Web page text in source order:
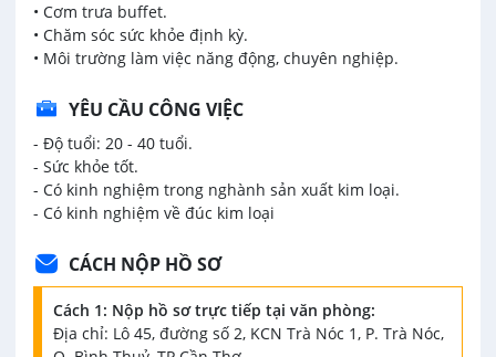
• Cơm trưa buffet.
• Chăm sóc sức khỏe định kỳ.
• Môi trường làm việc năng động, chuyên nghiệp.
YÊU CẦU CÔNG VIỆC
- Độ tuổi: 20 - 40 tuổi.
- Sức khỏe tốt.
- Có kinh nghiệm trong nghành sản xuất kim loại.
- Có kinh nghiệm về đúc kim loại
CÁCH NỘP HỒ SƠ
Cách 1: Nộp hồ sơ trực tiếp tại văn phòng:
Địa chỉ: Lô 45, đường số 2, KCN Trà Nóc 1, P. Trà Nóc,